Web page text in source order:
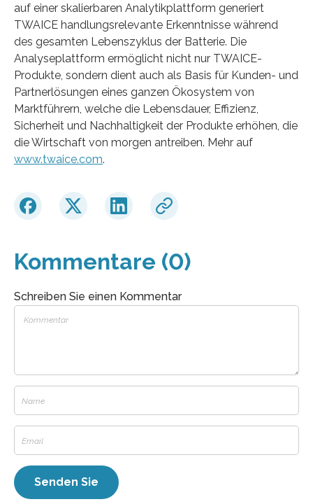
auf einer skalierbaren Analytikplattform generiert
TWAICE handlungsrelevante Erkenntnisse während
des gesamten Lebenszyklus der Batterie. Die
Analyseplattform ermöglicht nicht nur TWAICE-
Produkte, sondern dient auch als Basis für Kunden- und
Partnerlösungen eines ganzen Ökosystem von
Marktführern, welche die Lebensdauer, Effizienz,
Sicherheit und Nachhaltigkeit der Produkte erhöhen, die
die Wirtschaft von morgen antreiben. Mehr auf
www.twaice.com.
Kommentare (0)
Schreiben Sie einen Kommentar